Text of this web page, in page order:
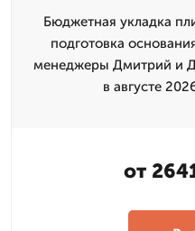
Бюджетная укладка
подготовка
менеджеры Дмитрий и
в августе
от